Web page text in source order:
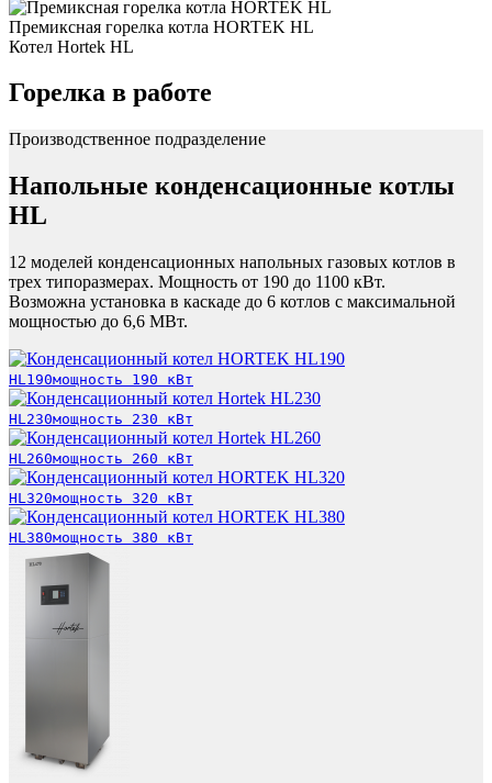
Премиксная горелка котла HORTEK HL
Котел Hortek HL
Горелка в работе
Производственное подразделение
Напольные конденсационные котлы
HL
12 моделей конденсационных напольных газовых котлов в
трех типоразмерах. Мощность от 190 до 1100 кВт.
Возможна установка в каскаде до 6 котлов с максимальной
мощностью до 6,6 МВт.
HL190мощность 190 кВт
HL230мощность 230 кВт
HL260мощность 260 кВт
HL320мощность 320 кВт
HL380мощность 380 кВт